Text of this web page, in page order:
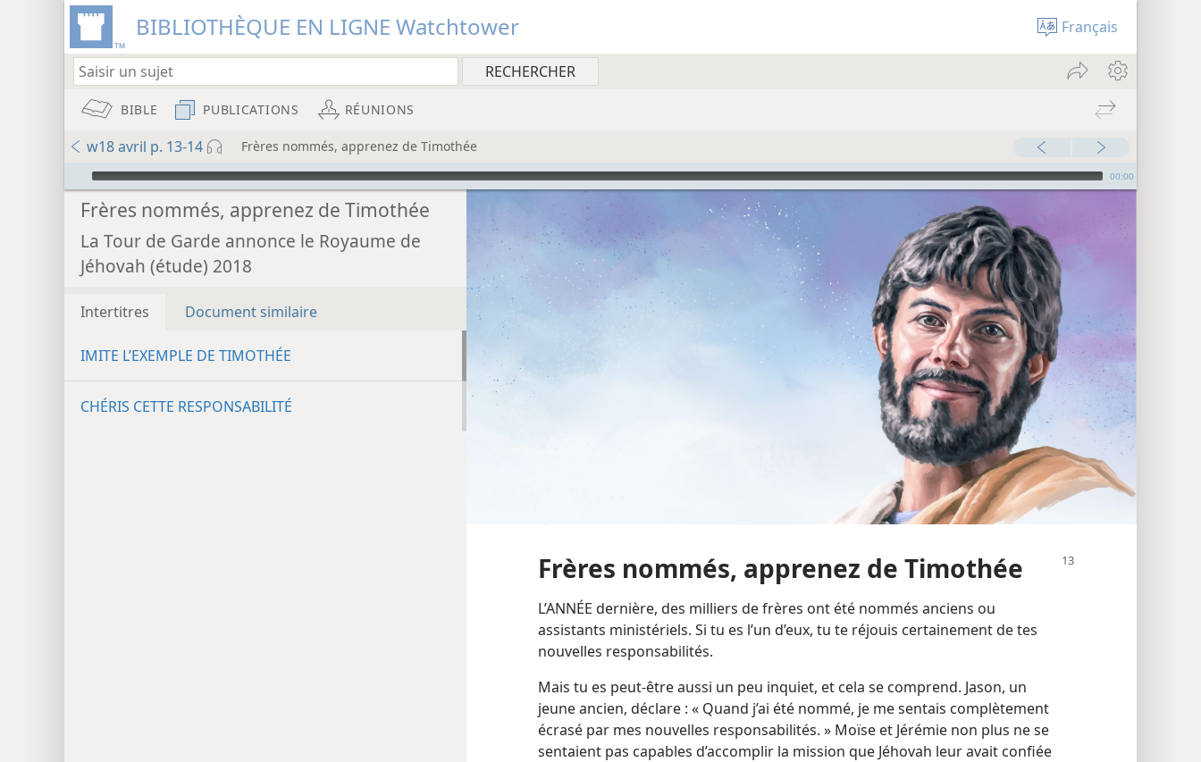
BIBLIOTHÈQUE EN LIGNE Watchtower Français
BIBLE PUBLICATIONS RÉUNIONS
w18 avril p. 13-14 Frères nommés, apprenez de Timothée
Audio Player 00:00
Frères nommés, apprenez de Timothée
La Tour de Garde annonce le Royaume de
Jéhovah (étude) 2018
Intertitres Document similaire
IMITE L’EXEMPLE DE TIMOTHÉE
CHÉRIS CETTE RESPONSABILITÉ
Frères nommés, apprenez de Timothée
L’ANNÉE dernière, des milliers de frères ont été nommés anciens ou
assistants ministériels. Si tu es l’un d’eux, tu te réjouis certainement de tes
nouvelles responsabilités.
Mais tu es peut-être aussi un peu inquiet, et cela se comprend. Jason, un
jeune ancien, déclare : « Quand j’ai été nommé, je me sentais complètement
écrasé par mes nouvelles responsabilités. » Moïse et Jérémie non plus ne se
sentaient pas capables d’accomplir la mission que Jéhovah leur avait confiée